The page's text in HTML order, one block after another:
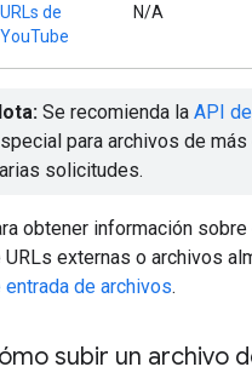
URLs de
YouTube
N/A
Se recomienda la API
para archivos de
solicitudes.
obtener información
URLs externas o archivos
entrada de archivos.
subir un archivo